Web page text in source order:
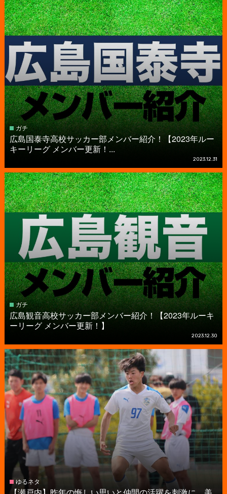
ガチ
広島国泰寺高校サッカー部メンバー紹介！【2023年ルー
キーリーグ メンバー更新！...
2023.12.31
ガチ
広島観音高校サッカー部メンバー紹介！【2023年ルーキ
ーリーグ メンバー更新！】
2023.12.30
ゆるネタ